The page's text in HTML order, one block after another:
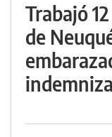
Trabajó
de